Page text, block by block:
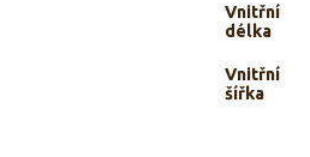
Vnitřní
délka
Vnitřní
šířka